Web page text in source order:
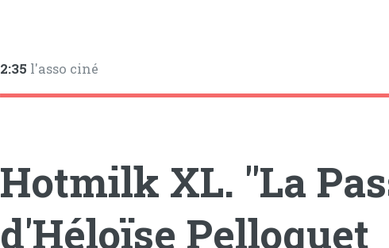
2:35 l'asso ciné
Hotmilk XL. "La
d'Héloïse Pelloquet